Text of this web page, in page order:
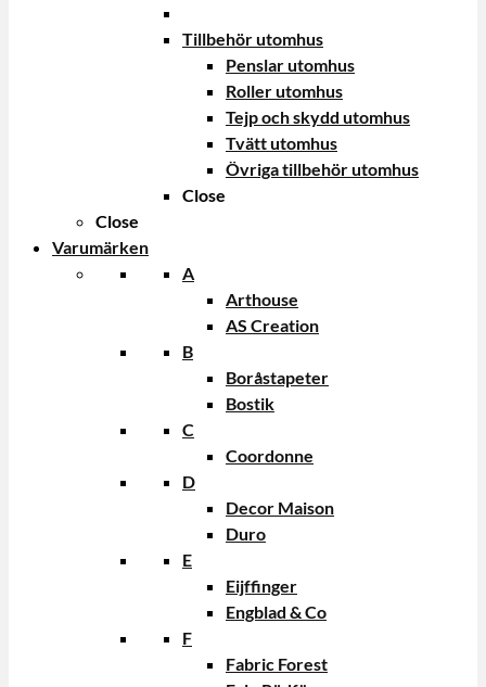
Tillbehör utomhus
Penslar utomhus
Roller utomhus
Tejp och skydd utomhus
Tvätt utomhus
Övriga tillbehör utomhus
Close
Close
Varumärken
A
Arthouse
AS Creation
B
Boråstapeter
Bostik
C
Coordonne
D
Decor Maison
Duro
E
Eijffinger
Engblad & Co
F
Fabric Forest